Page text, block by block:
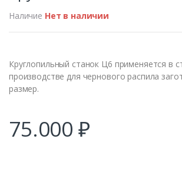
Наличие Нет в наличии
Круглопильный станок Ц6 применяется в
производстве для чернового распила
размер.
75.000₽